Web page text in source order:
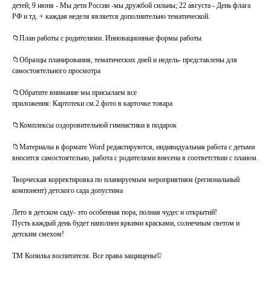
детей; 9 июня - Мы дети России -мы дружбой сильны; 22 августа - День флага
РФ и тд. + каждая неделя является дополнительно тематической.
📁План работы с родителями. Инновационные формы работы
📁Образцы планирования, тематических дней и недель- представлены для
самостоятельного просмотра
📁Обратите внимание мы присылаем все
приложения: Картотеки см.2 фото в карточке товара
📁Комплексы оздоровительной гимнастики в подарок
📁Материалы в формате Word редактируются, индивидуальная работа с детьми
вносится самостоятельно, работа с родителями внесена в соответствии с планом.
Творческая корректировка по планируемым мероприятиям (региональный
компонент) детского сада допустима
Лето в детском саду- это особенная пора, полная чудес и открытий!
Пусть каждый день будет наполнен яркими красками, солнечным светом и
детским смехом!
ТМ Копилка воспитателя. Все права защищены©